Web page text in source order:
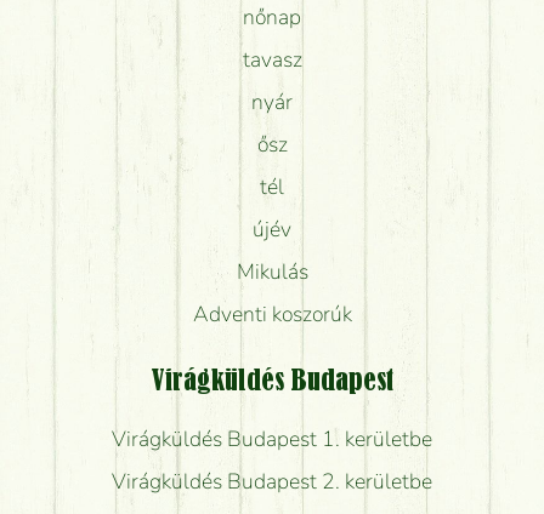
nőnap
tavasz
nyár
ősz
tél
újév
Mikulás
Adventi koszorúk
Virágküldés Budapest
Virágküldés Budapest 1. kerületbe
Virágküldés Budapest 2. kerületbe